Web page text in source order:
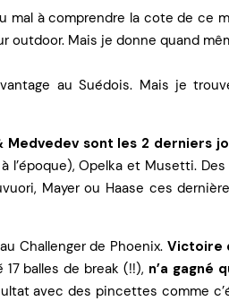
mal à comprendre la cote de ce
outdoor. Mais je donne quand
au Suédois. Mais je
Medvedev sont les 2 derniers
l’époque), Opelka et Musetti.
Mayer ou Haase ces
Challenger de Phoenix. Victoire
balles de break (!!), n’a gagné
avec des pincettes comme